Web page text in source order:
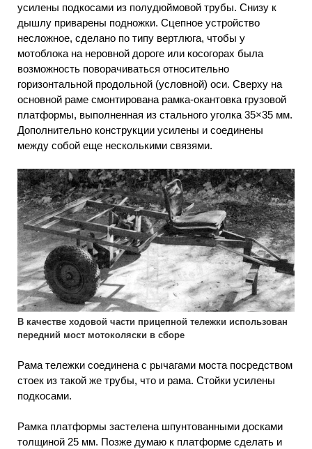
усилены подкосами из полудюймовой трубы. Снизу к
дышлу приварены подножки. Сцепное устройство
несложное, сделано по типу вертлюга, чтобы у
мотоблока на неровной дороге или косогорах была
возможность поворачиваться относительно
горизонтальной продольной (условной) оси. Сверху на
основной раме смонтирована рамка-окантовка грузовой
платформы, выполненная из стального уголка 35×35 мм.
Дополнительно конструкции усилены и соединены
между собой еще несколькими связями.
В качестве ходовой части прицепной тележки использован
передний мост мотоколяски в сборе
Рама тележки соединена с рычагами моста посредством
стоек из такой же трубы, что и рама. Стойки усилены
подкосами.
Рамка платформы застелена шпунтованными досками
толщиной 25 мм. Позже думаю к платформе сделать и